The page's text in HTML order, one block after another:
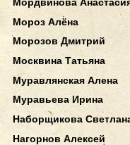
Мороз Алёна
Морозов Дмитрий
Москвина Татьяна
Муравлянская Алена
Муравьева Ирина
Наборщикова
Нагорнов Алексей